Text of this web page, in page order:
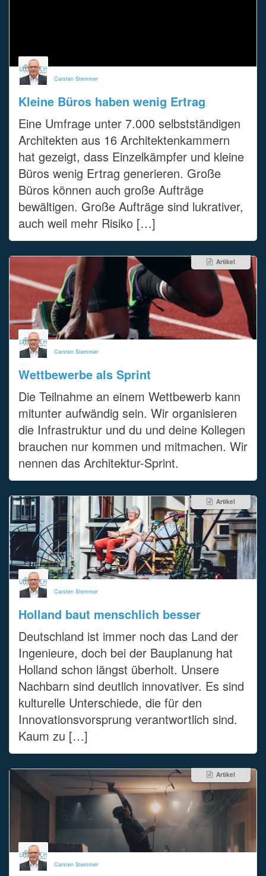
Carsten Stemmer
Kleine Büros haben wenig Ertrag
Eine Umfrage unter 7.000 selbstständigen
Architekten aus 16 Architektenkammern
hat gezeigt, dass Einzelkämpfer und kleine
Büros wenig Ertrag generieren. Große
Büros können auch große Aufträge
bewältigen. Große Aufträge sind lukrativer,
auch weil mehr Risiko […]
Artikel
Carsten Stemmer
Wettbewerbe als Sprint
Die Teilnahme an einem Wettbewerb kann
mitunter aufwändig sein. Wir organisieren
die Infrastruktur und du und deine Kollegen
brauchen nur kommen und mitmachen. Wir
nennen das Architektur-Sprint.
Artikel
Carsten Stemmer
Holland baut menschlich besser
Deutschland ist immer noch das Land der
Ingenieure, doch bei der Bauplanung hat
Holland schon längst überholt. Unsere
Nachbarn sind deutlich innovativer. Es sind
kulturelle Unterschiede, die für den
Innovationsvorsprung verantwortlich sind.
Kaum zu […]
Artikel
Carsten Stemmer